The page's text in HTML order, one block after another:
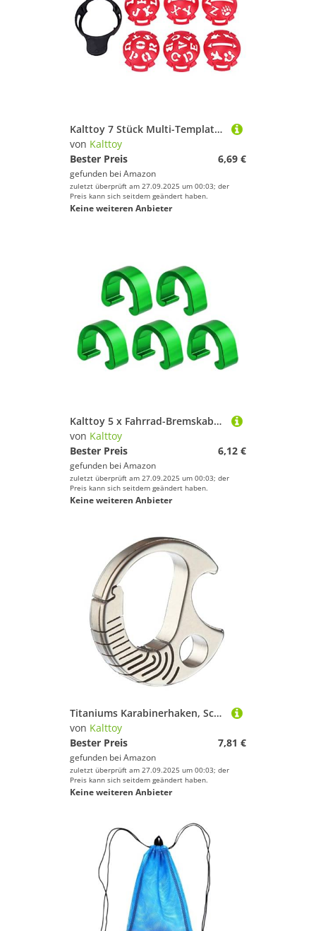
Kalttoy 7 Stück Multi-Template Zeichnen Ausrichtungsmarkierungen Zeichen Werkzeug Golf Anreißer Zubehör
von Kalttoy
Bester Preis
6,69 €
gefunden bei Amazon
zuletzt überprüft am 27.09.2025 um 00:03; der
Preis kann sich seitdem geändert haben.
Keine weiteren Anbieter
Kalttoy 5 x Fahrrad-Bremskabelführungen, Bremshebelführungsklemmen, Rahmen-Organizer
von Kalttoy
Bester Preis
6,12 €
gefunden bei Amazon
zuletzt überprüft am 27.09.2025 um 00:03; der
Preis kann sich seitdem geändert haben.
Keine weiteren Anbieter
Titaniums Karabinerhaken, Schnellspanner, Federverschluss, Schlüsselanhänger, Flaschenöffner
von Kalttoy
Bester Preis
7,81 €
gefunden bei Amazon
zuletzt überprüft am 27.09.2025 um 00:03; der
Preis kann sich seitdem geändert haben.
Keine weiteren Anbieter